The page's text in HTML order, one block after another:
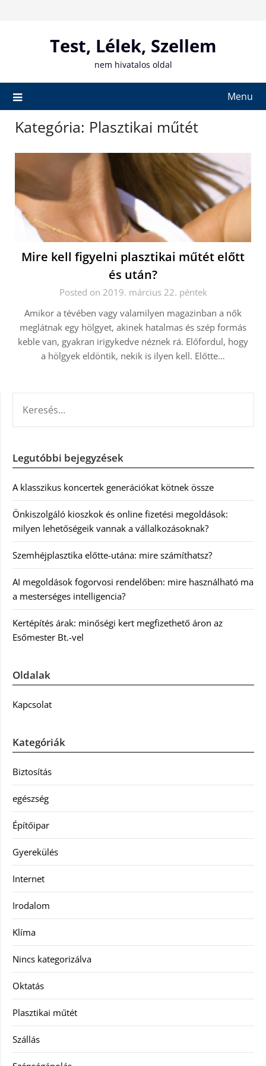
Test, Lélek, Szellem
nem hivatalos oldal
Menu
Kategória: Plasztikai műtét
Mire kell figyelni plasztikai műtét előtt
és után?
Posted on 2019. március 22. péntek
Amikor a tévében vagy valamilyen magazinban a nők
meglátnak egy hölgyet, akinek hatalmas és szép formás
keble van, gyakran irigykedve néznek rá. Előfordul, hogy
a hölgyek eldöntik, nekik is ilyen kell. Előtte…
Legutóbbi bejegyzések
A klasszikus koncertek generációkat kötnek össze
Önkiszolgáló kioszkok és online fizetési megoldások:
milyen lehetőségeik vannak a vállalkozásoknak?
Szemhéjplasztika előtte-utána: mire számíthatsz?
AI megoldások fogorvosi rendelőben: mire használható ma
a mesterséges intelligencia?
Kertépítés árak: minőségi kert megfizethető áron az
Esőmester Bt.-vel
Oldalak
Kapcsolat
Kategóriák
Biztosítás
egészség
Építőipar
Gyerekülés
Internet
Irodalom
Klíma
Nincs kategorizálva
Oktatás
Plasztikai műtét
Szállás